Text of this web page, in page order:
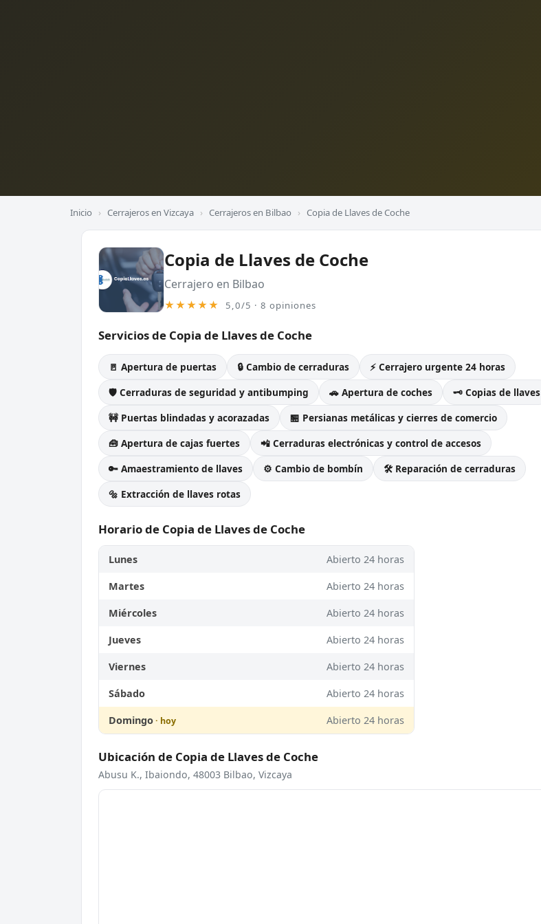
Inicio › Cerrajeros en Vizcaya › Cerrajeros en Bilbao › Copia de Llaves de Coche
Copia de Llaves de Coche
Cerrajero en Bilbao
★★★★★ 5,0/5 · 8 opiniones
Servicios de Copia de Llaves de Coche
🚪 Apertura de puertas 🔒 Cambio de cerraduras
⚡ Cerrajero urgente 24 horas
🛡️ Cerraduras de seguridad y antibumping
🚗 Apertura de coches
🗝️ Copias de llaves
🚧 Puertas blindadas y acorazadas
🏪 Persianas metálicas y cierres de comercio
🧰 Apertura de cajas fuertes
📲 Cerraduras electrónicas y control de accesos
🔑 Amaestramiento de llaves
⚙️ Cambio de bombín
🛠️ Reparación de cerraduras
🔩 Extracción de llaves rotas
Horario de Copia de Llaves de Coche
Lunes Abierto 24 horas
Martes Abierto 24 horas
Miércoles Abierto 24 horas
Jueves Abierto 24 horas
Viernes Abierto 24 horas
Sábado Abierto 24 horas
Domingo Abierto 24 horas
Ubicación de Copia de Llaves de Coche
Abusu K., Ibaiondo, 48003 Bilbao, Vizcaya